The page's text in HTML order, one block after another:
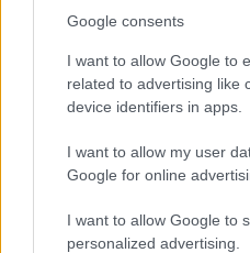
Google consents
I want to allow Google to
related to advertising like
device identifiers in apps.
I want to allow my user
Google for online
I want to allow Google to
personalized advertising.
Continua a leggere
TELEVISIONE